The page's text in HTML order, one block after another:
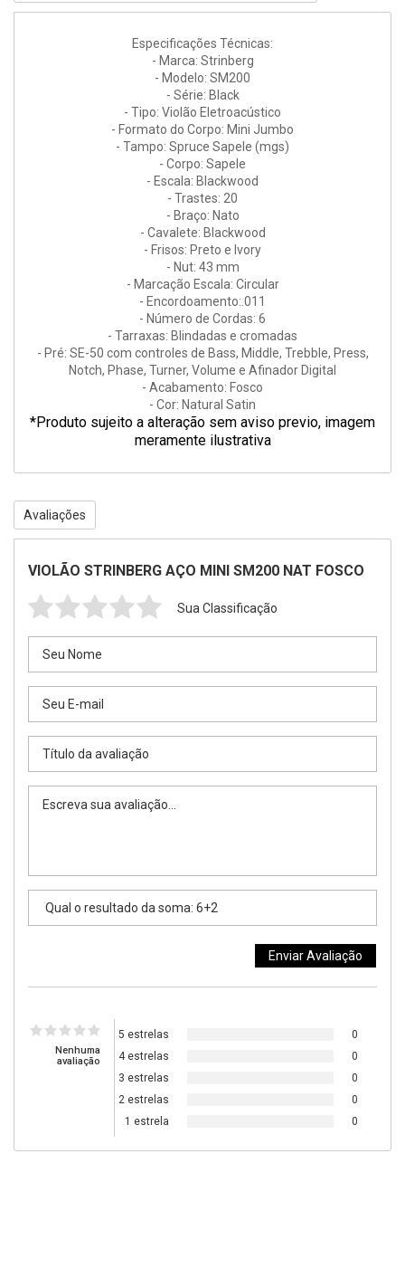
Especificações Técnicas:
- Marca: Strinberg
- Modelo: SM200
- Série: Black
- Tipo: Violão Eletroacústico
- Formato do Corpo: Mini Jumbo
- Tampo: Spruce Sapele (mgs)
- Corpo: Sapele
- Escala: Blackwood
- Trastes: 20
- Braço: Nato
- Cavalete: Blackwood
- Frisos: Preto e Ivory
- Nut: 43 mm
- Marcação Escala: Circular
- Encordoamento:.011
- Número de Cordas: 6
- Tarraxas: Blindadas e cromadas
- Pré: SE-50 com controles de Bass, Middle, Trebble, Press,
Notch, Phase, Turner, Volume e Afinador Digital
- Acabamento: Fosco
- Cor: Natural Satin
*Produto sujeito a alteração sem aviso previo, imagem
meramente ilustrativa
Avaliações
VIOLÃO STRINBERG AÇO MINI SM200 NAT FOSCO
Sua Classificação
Nenhuma
avaliação
5 estrelas
0
4 estrelas
0
3 estrelas
0
2 estrelas
0
1 estrela
0